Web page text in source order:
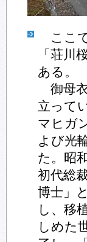
ここ
「荘
ある。
御母
立って
マヒガ
よび光
た。昭
初代総
博士」
し、移
しめた